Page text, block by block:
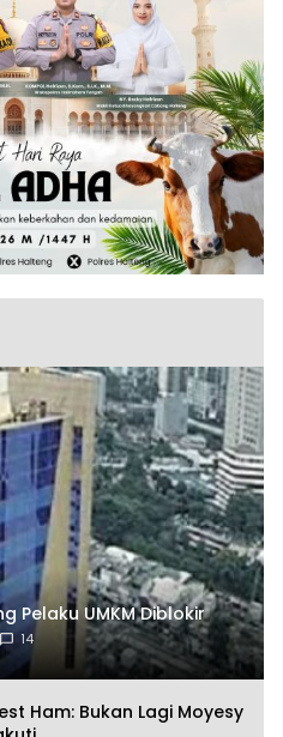
Pelaku UMKM Diblokir
14
Ham: Bukan Lagi Moyesy